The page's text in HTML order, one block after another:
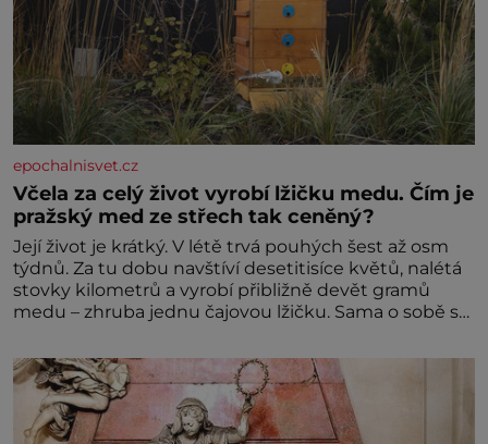
epochalnisvet.cz
Včela za celý život vyrobí lžičku medu. Čím je
pražský med ze střech tak ceněný?
Její život je krátký. V létě trvá pouhých šest až osm
týdnů. Za tu dobu navštíví desetitisíce květů, nalétá
stovky kilometrů a vyrobí přibližně devět gramů
medu – zhruba jednu čajovou lžičku. Sama o sobě se
dalšími desítkami tisíc příslušnic svého včelstva,
vznikne jeden z nejdokonalejších organismů